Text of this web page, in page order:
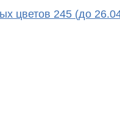
цветов 245 (до